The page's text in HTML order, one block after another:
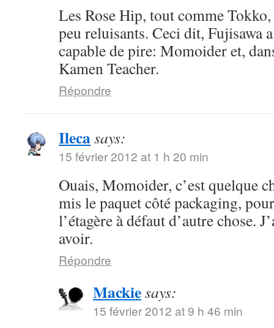
Les Rose Hip, tout comme
peu reluisants. Ceci dit, Fujisawa
capable de pire: Momoider et,
Kamen Teacher.
Répondre
Ilecasays:
15 février 2012 at 1 h 20 min
Ouais, Momoider, c’est quelque
mis le paquet côté packaging,
l’étagère à défaut d’autre chose.
avoir.
Répondre
Mackiesays:
15 février 2012 at 9 h 46 min